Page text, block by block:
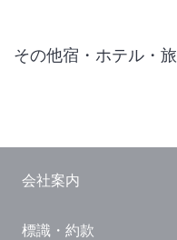
仙台 ホテル
東京ドーム ホテル
その他宿・ホテル・
国内観光ガイド
会社案内
標識・約款